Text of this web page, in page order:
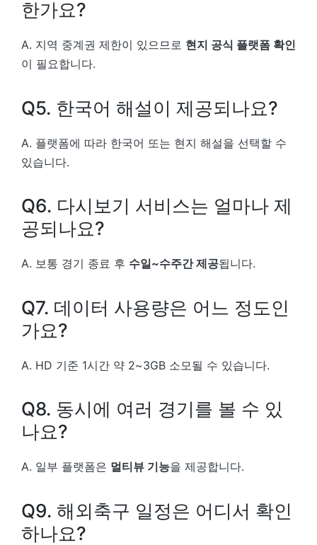
한가요?
A. 지역 중계권 제한이 있으므로 현지 공식 플랫폼 확인
이 필요합니다.
Q5. 한국어 해설이 제공되나요?
A. 플랫폼에 따라 한국어 또는 현지 해설을 선택할 수
있습니다.
Q6. 다시보기 서비스는 얼마나 제
공되나요?
A. 보통 경기 종료 후 수일~수주간 제공됩니다.
Q7. 데이터 사용량은 어느 정도인
가요?
A. HD 기준 1시간 약 2~3GB 소모될 수 있습니다.
Q8. 동시에 여러 경기를 볼 수 있
나요?
A. 일부 플랫폼은 멀티뷰 기능을 제공합니다.
Q9. 해외축구 일정은 어디서 확인
하나요?